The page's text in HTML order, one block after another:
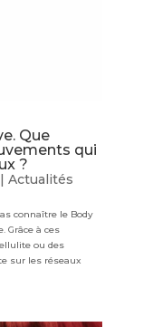
Que
qui
?
Actualités
connaître le Body
Grâce à ces
ou des
sur les réseaux